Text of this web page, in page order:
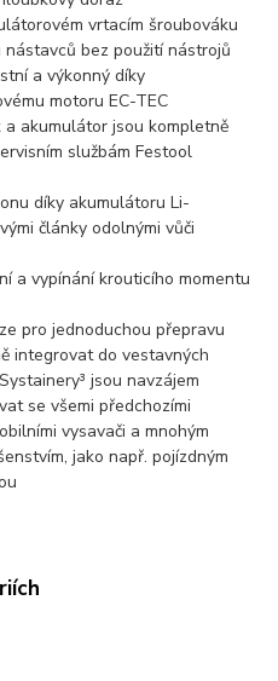
vrtacím šroubováku
bez použití nástrojů
a výkonný díky
motoru EC-TEC
akumulátor jsou kompletně
službám Festool
díky akumulátoru Li-
články odolnými vůči
a vypínání krouticího momentu
pro jednoduchou přepravu
integrovat do vestavných
jsou navzájem
se všemi předchozími
vysavači a mnohým
jako např. pojízdným